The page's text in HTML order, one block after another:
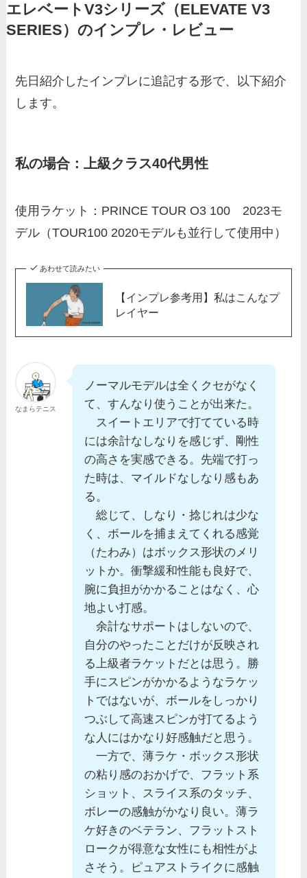
エレベートV3シリーズ（ELEVATE V3
SERIES）のインプレ・レビュー
先日紹介したインプレに追記する形で、以下紹介
します。
私の場合：上級クラス40代男性
使用ラケット：PRINCE TOUR O3 100 2023モ
デル（TOUR100 2020モデルも並行して使用中）
あわせて読みたい
【インプレ参考用】私はこんなプ
レイヤー
なまらテニス
ノーマルモデルは全くクセがなく
て、すんなり使うことが出来た。
スイートエリアで打てている時
には余計なしなりを感じず、剛性
の高さを実感できる。先端で打っ
た時は、マイルドなしなり感もあ
る。
総じて、しなり・捻じれは少な
く、ボールを捕まえてくれる感覚
（たわみ）はボックス形状のメリ
ットか。衝撃緩和性能も良好で、
腕に負担がかかることはなく、心
地よい打感。
余計なサポートはしないので、
自分のやったことだけが反映され
る上級者ラケットだとは思う。勝
手にスピンがかかるようなラケッ
トではないが、ボールをしっかり
つぶして高速スピンが打てるよう
な人にはかなり好感触だと思う。
一方で、薄ラケ・ボックス形状
の粘り感のおかげで、フラット系
ショット、スライス系のタッチ、
ボレーの感触がかなり良い。薄ラ
ケ好きのベテラン、フラットスト
ロークが得意な女性にも相性がよ
さそう。ピュアストライクに感触